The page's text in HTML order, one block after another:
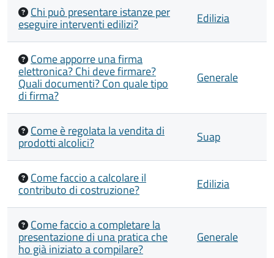
Chi può presentare istanze per
eseguire interventi edilizi? Edilizia
Come apporre una firma
elettronica? Chi deve firmare?
Quali documenti? Con quale tipo
di firma?
Generale
Come è regolata la vendita di
prodotti alcolici? Suap
Come faccio a calcolare il
contributo di costruzione? Edilizia
Come faccio a completare la
presentazione di una pratica che
ho già iniziato a compilare?
Generale